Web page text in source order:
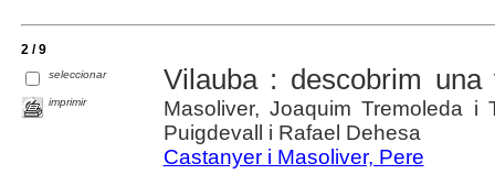
2 / 9
seleccionar
imprimir
Vilauba : descobrim una
Masoliver, Joaquim Tremoleda i
Puigdevall i Rafael Dehesa
Castanyer i Masoliver, Pere